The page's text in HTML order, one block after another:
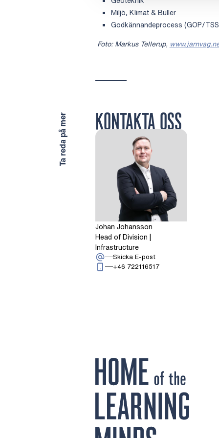
Miljö, Klimat & Buller
Godkännandeprocess (GOP/
Foto: Markus Tellerup,
KONTAKTA OSS
Ta reda på mer
Johan Johansson
Head of Division |
Infrastructure
Skicka E-post: Johan Johansson
+46 722116517Ring: + 4 6 7 2 2 1 1